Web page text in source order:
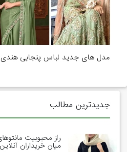
مدل های جدید لباس پنجابی هندی
جدیدترین مطالب
راز محبوبیت
میان خریداران آنلاین